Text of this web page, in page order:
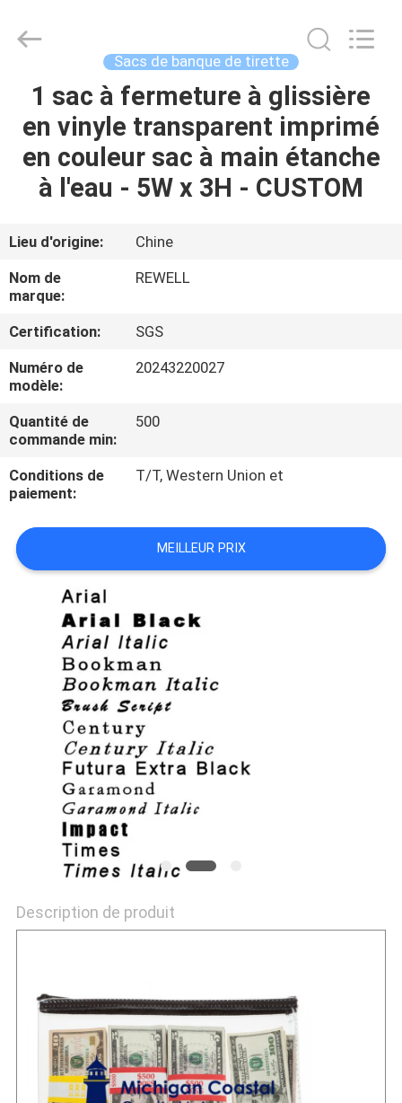
MAISON
PRODUITS
SUJET
DE
NOUS
VISITE
D'USINE
CONTRÔLE
DE
QUALITÉ
PLAN
PRIVACY
POLICY
Limited.
Developed
Sacs de banque de tirette
1 sac à fermeture à glissière
en vinyle transparent imprimé
en couleur sac à main étanche
à l'eau - 5W x 3H - CUSTOM
Lieu d'origine:
Chine
Nom de
marque:
REWELL
Certification:
SGS
Numéro de
modèle:
20243220027
Quantité de
commande min:
500
Conditions de
paiement:
T/T, Western Union et
MEILLEUR PRIX
Description de produit